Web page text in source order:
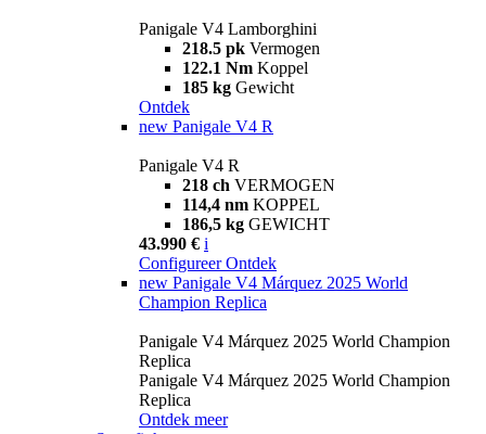
Panigale V4 Lamborghini
218.5 pk Vermogen
122.1 Nm Koppel
185 kg Gewicht
Ontdek
new Panigale V4 R
Panigale V4 R
218 ch VERMOGEN
114,4 nm KOPPEL
186,5 kg GEWICHT
43.990 € i
Configureer Ontdek
new Panigale V4 Márquez 2025 World
Champion Replica
Panigale V4 Márquez 2025 World Champion
Replica
Panigale V4 Márquez 2025 World Champion
Replica
Ontdek meer